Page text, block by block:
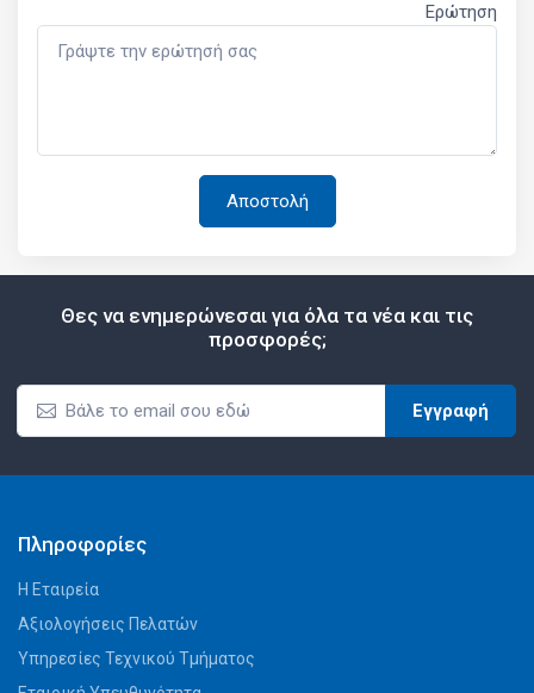
Ερώτηση
Θες να ενημερώνεσαι για όλα τα νέα και τις
προσφορές;
Εγγραφή
Πληροφορίες
Η Εταιρεία
Αξιολογήσεις Πελατών
Υπηρεσίες Τεχνικού Τμήματος